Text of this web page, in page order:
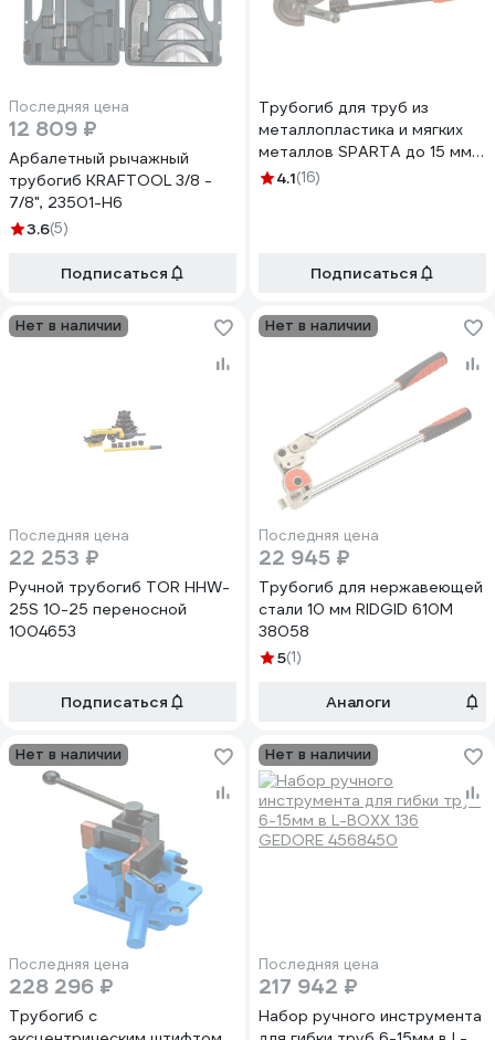
Последняя цена
12 809 ₽
Арбалетный рычажный
трубогиб KRAFTOOL 3/8 -
7/8", 23501-H6
3.6(5)
Подписаться
Трубогиб для труб из
металлопластика и мягких
металлов SPARTA до 15 мм
181255
4.1(16)
Подписаться
Нет в наличии
Последняя цена
22 253 ₽
Ручной трубогиб TOR HHW-
25S 10-25 переносной
1004653
Подписаться
Нет в наличии
Последняя цена
22 945 ₽
Трубогиб для нержавеющей
стали 10 мм RIDGID 610M
38058
5(1)
Аналоги
Нет в наличии
Последняя цена
228 296 ₽
Трубогиб с
Нет в наличии
Последняя цена
217 942 ₽
Набор ручного инструмента